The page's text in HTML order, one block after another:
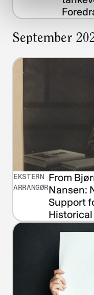
September
EKSTERN
ARRANGØR
From
Nansen:
Support